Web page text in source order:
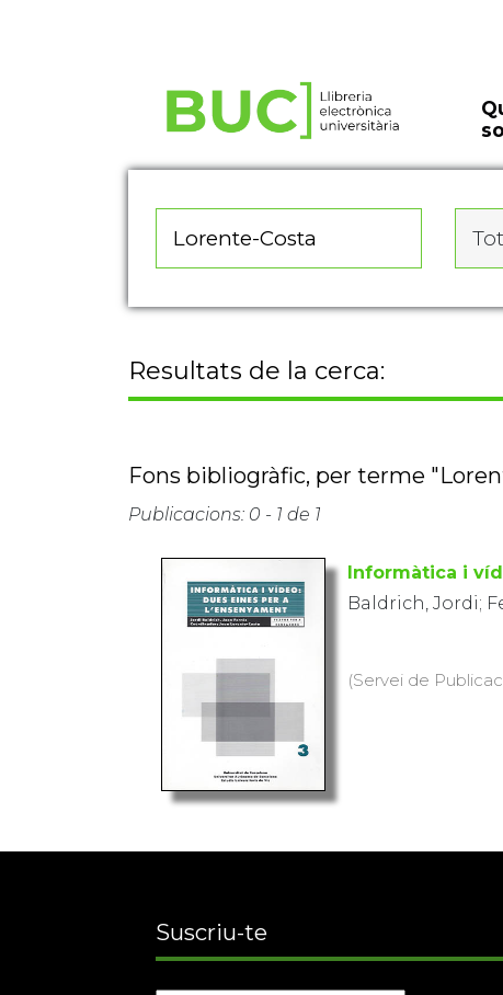
Resultats de la cerca:
Fons bibliogràfic, per terme
Publicacions: 0 - 1 de 1
Informàtica i
Baldrich, Jordi;
(Servei de
Suscriu-te